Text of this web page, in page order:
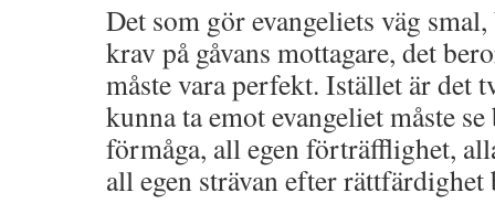
Det som gör evangeliets väg
krav på gåvans mottagare, det
måste vara perfekt. Istället är det
kunna ta emot evangeliet måste
förmåga, all egen förträfflighet,
all egen strävan efter rättfärdighet